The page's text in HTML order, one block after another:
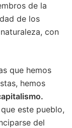
de la
de los
con
que hemos
hemos
este pueblo,
del